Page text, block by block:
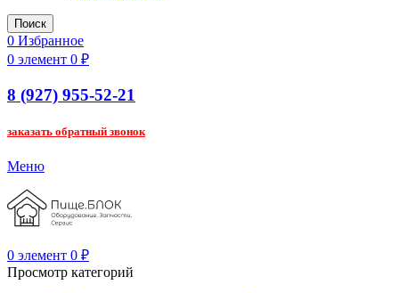
Поиск
0 Избранное
0 элемент 0 ₽
8 (927) 955-52-21
заказать обратный звонок
Меню
0 элемент 0 ₽
Просмотр категорий